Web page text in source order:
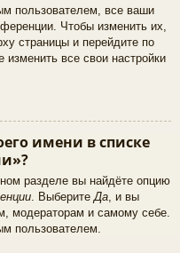
пользователем, все ваши
Чтобы изменить их,
страницы и перейдите по
изменить все свои настройки
имени в списке
разделе вы найдёте опцию
. ВыберитеДа, и вы
модераторам и самому себе.
пользователем.